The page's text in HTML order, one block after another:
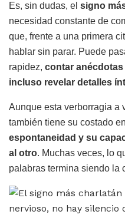
Es, sin dudas, el signo
necesidad constante de
que, frente a una primera
hablar sin parar. Puede
rapidez, contar
incluso revelar detalles
Aunque esta verborragia a
también tiene su costado
espontaneidad y su
al otro. Muchas veces, lo
palabras termina siendo la